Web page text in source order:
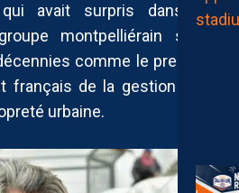
qui avait surpris dans le
montpelliérain s’est
comme le premier
français de la gestion des
urbaine.